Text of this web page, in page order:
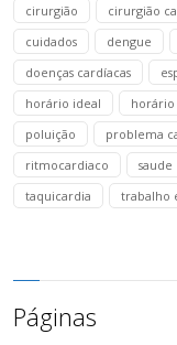
cirurgião
cirurgião
cuidados
dengue
doenças cardíacas
horário ideal
poluição
problema
ritmocardiaco
saude
taquicardia
trabalho
Páginas